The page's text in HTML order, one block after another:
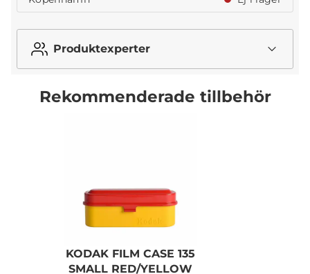
Produktexperter
Rekommenderade tillbehör
KODAK FILM CASE 135
SMALL RED/YELLOW